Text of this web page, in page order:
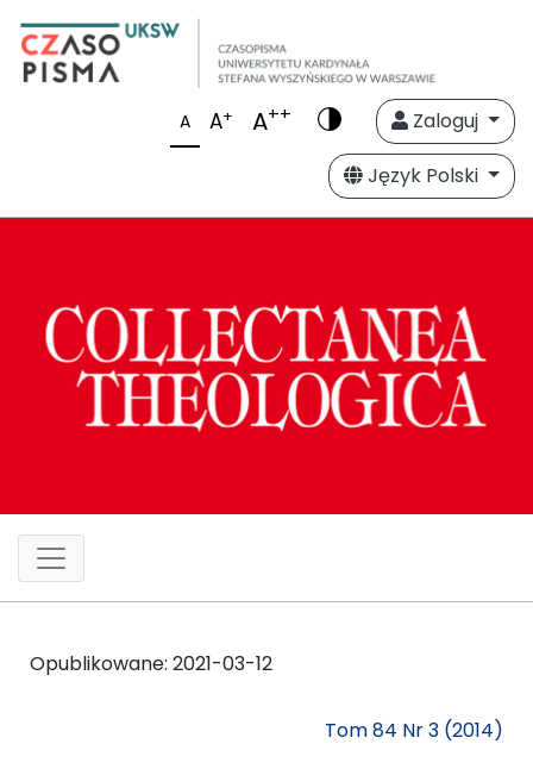
A A+ A++
Zaloguj
Język Polski
Opublikowane: 2021-03-12
Tom 84 Nr 3 (2014)